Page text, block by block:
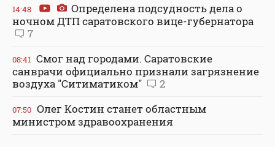
14:48
Определена подсудность дела о
ночном ДТП саратовского вице-губернатора
7
08:41 Смог над городами. Саратовские
санврачи официально признали загрязнение
воздуха "Ситиматиком"
2
07:50 Олег Костин станет областным
министром здравоохранения